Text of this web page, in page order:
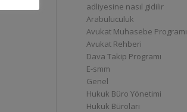
adliyesine nasıl gidilir
Arabuluculuk
Avukat Muhasebe Programı
Avukat Rehberi
Dava Takip Programı
E-smm
Genel
Hukuk Büro Yönetimi
Hukuk Büroları